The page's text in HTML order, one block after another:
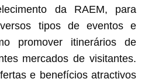
da RAEM, para
tipos de eventos e
promover itinerários de
mercados de visitantes.
e benefícios atractivos